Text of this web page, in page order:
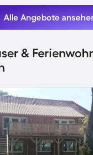
Alle Angebote
&